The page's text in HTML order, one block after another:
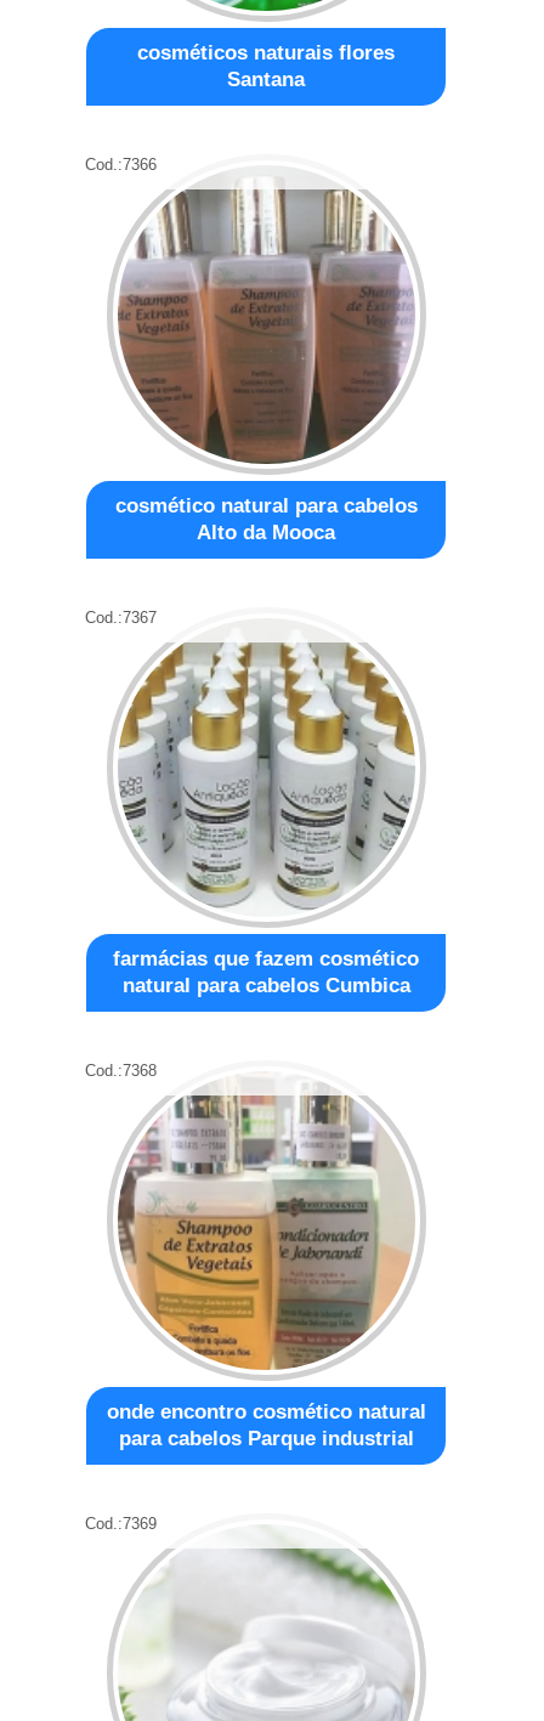
cosméticos naturais flores
Santana
Cod.:7366
cosmético natural para cabelos
Alto da Mooca
Cod.:7367
farmácias que fazem cosmético
natural para cabelos Cumbica
Cod.:7368
onde encontro cosmético natural
para cabelos Parque industrial
Cod.:7369